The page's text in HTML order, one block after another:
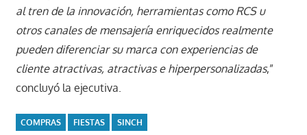
al tren de la innovación, herramientas como RCS u
otros canales de mensajería enriquecidos realmente
pueden diferenciar su marca con experiencias de
cliente atractivas, atractivas e hiperpersonalizadas,”
concluyó la ejecutiva.
COMPRAS FIESTAS SINCH